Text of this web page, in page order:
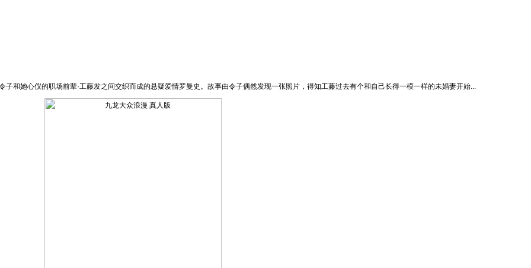
和她心仪的职场前辈·工藤发之间交织而成的悬疑爱情罗曼史。故事由令子偶然发现一张照片，得知工藤过去有个和自己长得一模一样的未婚妻开始...